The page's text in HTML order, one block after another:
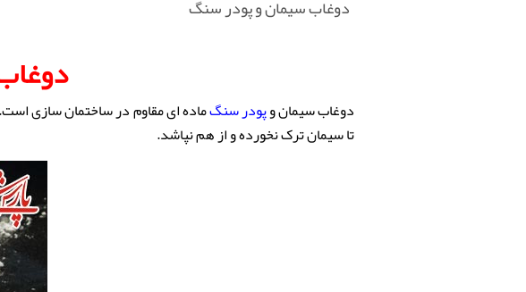
دوغاب سیمان و پودر سنگ
دوغاب سیمان وپودر سنگماده ای مقاوم در ساختمان سازی
تا سیمان ترک نخورده و از هم نپاشد.